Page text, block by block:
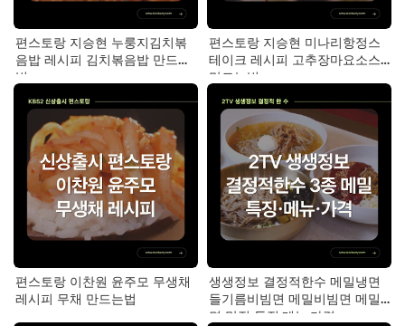
편스토랑 지승현 누룽지김치볶
음밥 레시피 김치볶음밥 만드는
법
편스토랑 지승현 미나리항정스
테이크 레시피 고추장마요소스
만드는법
편스토랑 이찬원 윤주모 무생채
레시피 무채 만드는법
생생정보 결정적한수 메밀냉면
들기름비빔면 메밀비빔면 메밀
면 맛집 특징·메뉴·가격